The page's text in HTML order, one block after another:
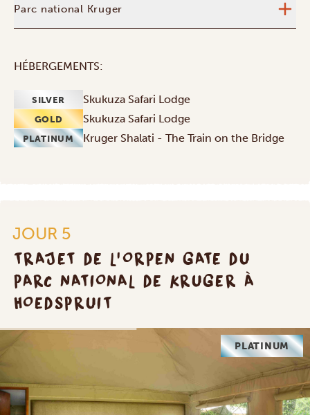
Parc national Kruger
HÉBERGEMENTS:
SILVER Skukuza Safari Lodge
GOLD Skukuza Safari Lodge
PLATINUM Kruger Shalati - The Train on the Bridge
JOUR 5
TRAJET DE L'ORPEN GATE DU
PARC NATIONAL DE KRUGER À
HOEDSPRUIT
PLATINUM